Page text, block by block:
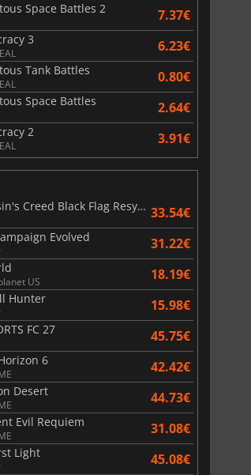
€ 15.48
Lies Of P
Space Battles 2 7.37€
3 6.23€
Tank Battles 0.80€
Space Battles 2.64€
2 3.91€
Assassin's Creed Black Flag Resynced 33.54€
Evolved 31.22€
US 18.19€
Hunter 15.98€
FC 27 45.75€
6 42.42€
Desert 44.73€
Evil Requiem 31.08€
Light 45.08€